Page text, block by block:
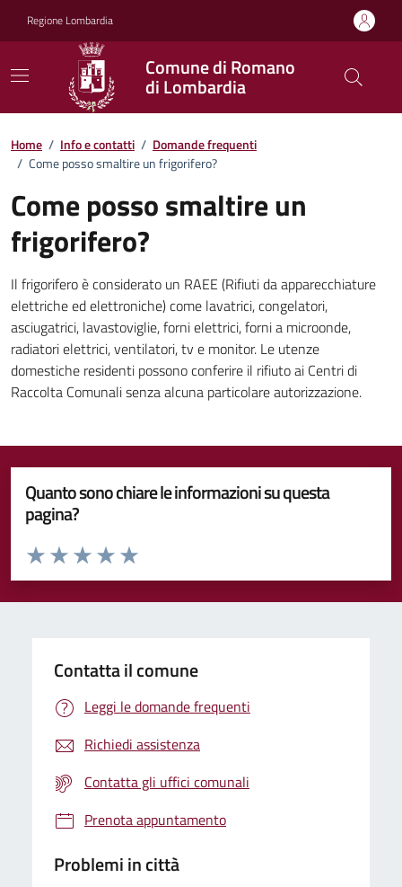
Regione Lombardia
Comune di Romano
di Lombardia
Dettagli FAQ
Home / Info e contatti / Domande frequenti
/ Come posso smaltire un frigorifero?
Come posso smaltire un
frigorifero?
Il frigorifero è considerato un RAEE (Rifiuti da apparecchiature
elettriche ed elettroniche) come lavatrici, congelatori,
asciugatrici, lavastoviglie, forni elettrici, forni a microonde,
radiatori elettrici, ventilatori, tv e monitor. Le utenze
domestiche residenti possono conferire il rifiuto ai Centri di
Raccolta Comunali senza alcuna particolare autorizzazione.
Quanto sono chiare le informazioni su questa
pagina?
Valuta da 1 a 5 stelle la pagina
Valuta 5 stelle su 5
Valuta 4 stelle su 5
Valuta 3 stelle su 5
Valuta 2 stelle su 5
Valuta 1 stelle su 5
Contatta il comune
Leggi le domande frequenti
Richiedi assistenza
Contatta gli uffici comunali
Prenota appuntamento
Problemi in città